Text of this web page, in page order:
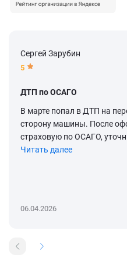
Сергей Зарубин
5
ДТП по ОСАГО
В марте попал в ДТП на
сторону машины. После
страховую по ОСАГО,
Читать далее
06.04.2026